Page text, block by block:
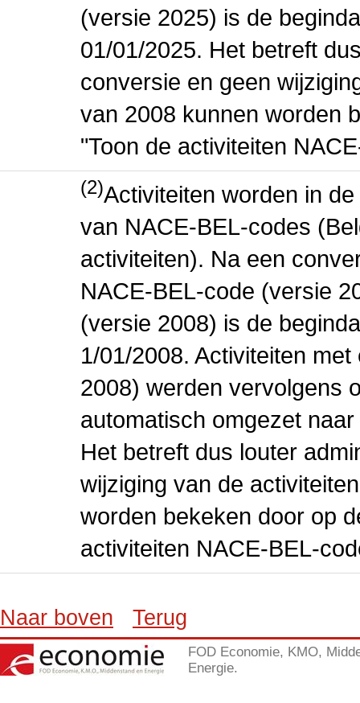
(versie 2025) is de
01/01/2025. Het betreft
conversie en geen
van 2008 kunnen worden
"Toon de activiteiten
(2)Activiteiten worden in
van NACE-BEL-codes
activiteiten). Na een
NACE-BEL-code (versie
(versie 2008) is de
1/01/2008. Activiteiten
2008) werden vervolgens
automatisch omgezet
Het betreft dus louter
wijziging van de
worden bekeken door op
activiteiten NACE-BEL-
Naar boven Terug
FOD Economie, KMO,
Energie.